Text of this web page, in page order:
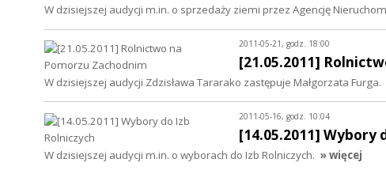
W dzisiejszej audycji m.in. o sprzedaży ziemi przez Agencję
2011-05-21, godz. 18:00
[21.05.2011]
W dzisiejszej audycji Zdzisława Tararako zastępuje Małgorzata Furga.
2011-05-16, godz. 10:04
[14.05.2011] Wybory
W dzisiejszej audycji m.in. o wyborach do Izb Rolniczych. » więcej